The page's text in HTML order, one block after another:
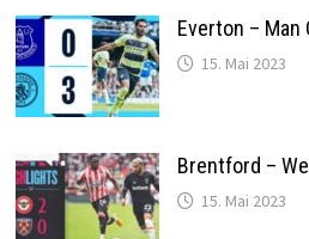
Everton –
15. Mai 2023
Brentford –
15. Mai 2023